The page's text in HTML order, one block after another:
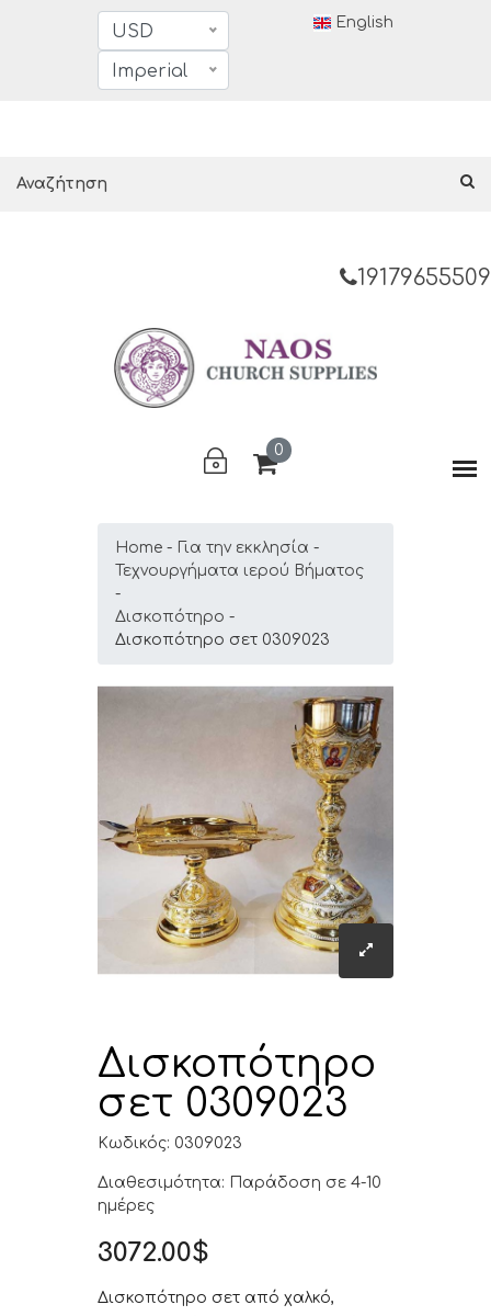
USD
Imperial
English
19179655509
0
Home
Για την εκκλησία
Τεχνουργήματα ιερού Βήματος
Δισκοπότηρο
Δισκοπότηρο σετ 0309023
Δισκοπότηρο
σετ 0309023
Κωδικός: 0309023
Διαθεσιμότητα: Παράδοση σε 4-10
ημέρες
3072.00$
Δισκοπότηρο σετ από χαλκό,